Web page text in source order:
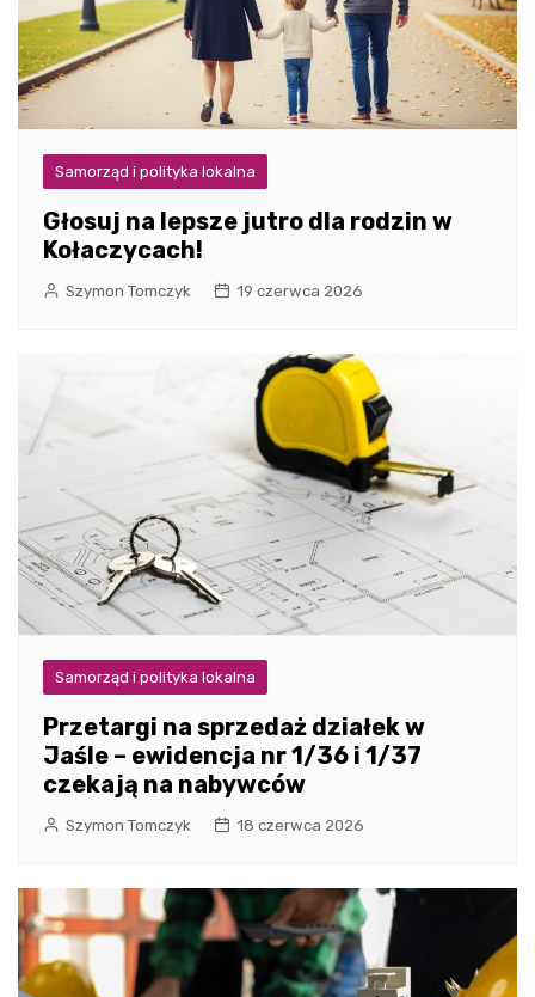
Samorząd i polityka lokalna
Głosuj na lepsze jutro dla rodzin w
Kołaczycach!
Szymon Tomczyk 19 czerwca 2026
Samorząd i polityka lokalna
Przetargi na sprzedaż działek w
Jaśle – ewidencja nr 1/36 i 1/37
czekają na nabywców
Szymon Tomczyk 18 czerwca 2026